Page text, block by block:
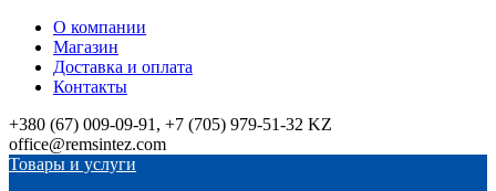
О компании
Магазин
Доставка и оплата
Контакты
+380 (67) 009-09-91, +7 (705) 979-51-32 KZ
office@remsintez.com
Товары и услуги